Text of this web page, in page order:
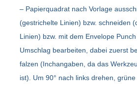
– Papierquadrat nach Vorlage
(gestrichelte Linien) bzw. schneiden
Linien) bzw. mit dem Envelope
Umschlag bearbeiten, dabei zuerst
falzen (Inchangaben, da das
ist). Um 90° nach links drehen,